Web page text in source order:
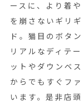
チ〜ディナー
ーシャツ
ースに、より着
を崩さないギリ
ド。猫目のボタ
リアルなディテ
ットやダウンベ
からでもすぐフ
います。是非店